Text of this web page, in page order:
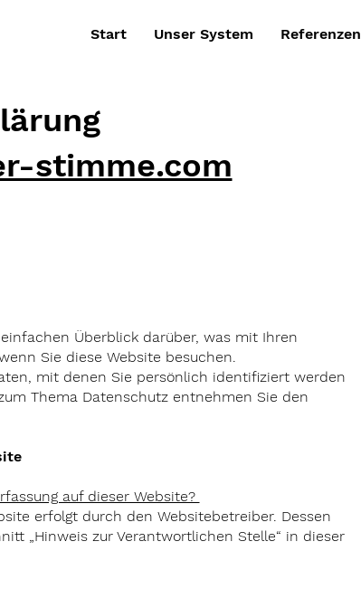
Start Unser System Referenzen
stimme.com
Überblick darüber, was mit Ihren
Sie diese Website besuchen.
mit denen Sie persönlich identifiziert werden
Thema Datenschutz entnehmen Sie den
auf dieser Website?
erfolgt durch den Websitebetreiber. Dessen
„Hinweis zur Verantwortlichen Stelle“ in dieser